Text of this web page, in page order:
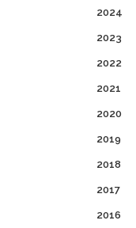
2024
2023
2022
2021
2020
2019
2018
2017
2016